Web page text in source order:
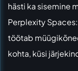
hästi ka sisemine
Perplexity
töötab
kohta, küsi